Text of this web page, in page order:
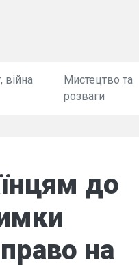
війна
Мистецтво та
розваги
до
на